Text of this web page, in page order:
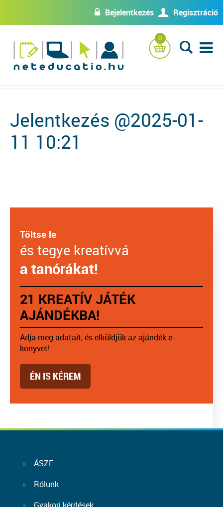
w Bejelentkezés U Regisztráció
0
L
Jelentkezés @2025-01-
11 10:21
Töltse le
és tegye kreatívvá
a tanórákat!
21 KREATÍV JÁTÉK
AJÁNDÉKBA!
Adja meg adatait, és elküldjük az ajándék e-
könyvet!
ÉN IS KÉREM
ÁSZF
Rólunk